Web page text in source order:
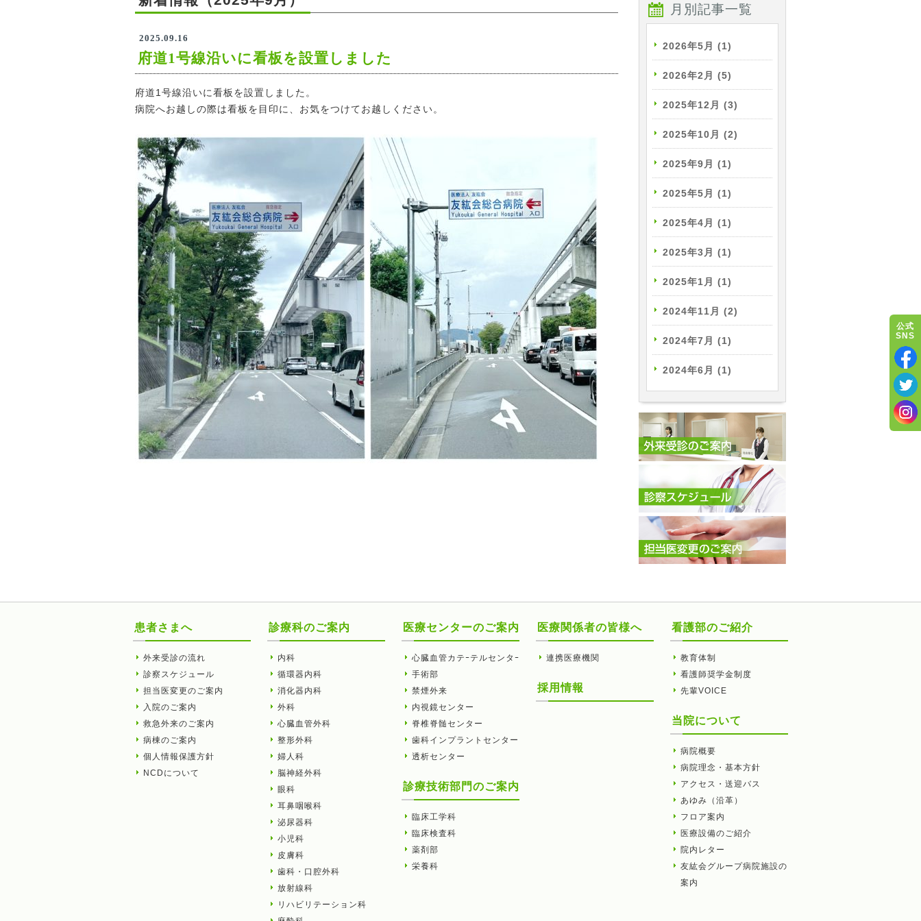
2025.09.16
府道1号線沿いに看板を設置しました
府道1号線沿いに看板を設置しました。
病院へお越しの際は看板を目印に、お気をつけてお越しください。
月別記事一覧
2026年5月 (1)
2026年2月 (5)
2025年12月 (3)
2025年10月 (2)
2025年9月 (1)
2025年5月 (1)
2025年4月 (1)
2025年3月 (1)
2025年1月 (1)
2024年11月 (2)
2024年7月 (1)
2024年6月 (1)
患者さまへ
外来受診の流れ
診察スケジュール
担当医変更のご案内
入院のご案内
救急外来のご案内
病棟のご案内
個人情報保護方針
NCDについて
診療科のご案内
内科
循環器内科
消化器内科
外科
心臓血管外科
整形外科
婦人科
脳神経外科
眼科
耳鼻咽喉科
泌尿器科
小児科
皮膚科
歯科・口腔外科
放射線科
リハビリテーション科
医療センターのご案内
心臓血管カテｰテルセンタｰ
手術部
禁煙外来
内視鏡センター
脊椎脊髄センター
歯科インプラントセンター
透析センター
診療技術部門のご案内
臨床工学科
臨床検査科
薬剤部
栄養科
医療関係者の皆様へ
連携医療機関
採用情報
看護部のご紹介
教育体制
看護師奨学金制度
先輩VOICE
当院について
病院概要
病院理念・基本方針
アクセス・送迎バス
あゆみ（沿革）
フロア案内
医療設備のご紹介
院内レター
友紘会グループ病院施設の
案内
公式
SNS